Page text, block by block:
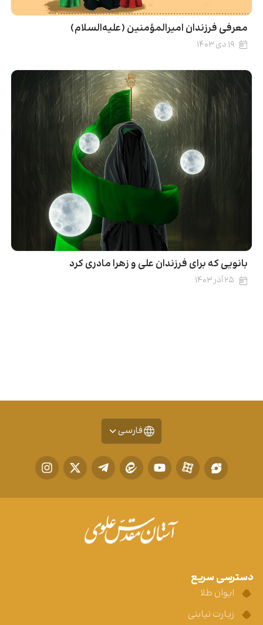
معرفی فرزندان امیرالمؤمنین (علیه‌السلام)
۱۹ دی ۱۴۰۳
بانویی که برای فرزندان علی و زهرا مادری کرد
۲۵ آذر ۱۴۰۳
فارسی
دسترسی سریع
ایوان طلا
زیارت نیابتی